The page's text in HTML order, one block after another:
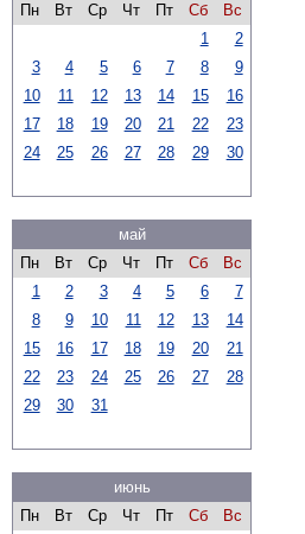
Пн
Вт Ср Чт Пт Сб
Вс
1
2
3
4 5 6 7 8
9
10
11 12 13 14 15
16
17
18 19 20 21 22
23
24
25 26 27 28 29 30
май
Пн
Вт Ср Чт Пт Сб
Вс
1
2 3 4 5 6
7
8
9 10 11 12 13
14
15
16 17 18 19 20
21
22
23 24 25 26 27
28
29
30 31
июнь
Пн
Вт Ср Чт Пт Сб
Вс